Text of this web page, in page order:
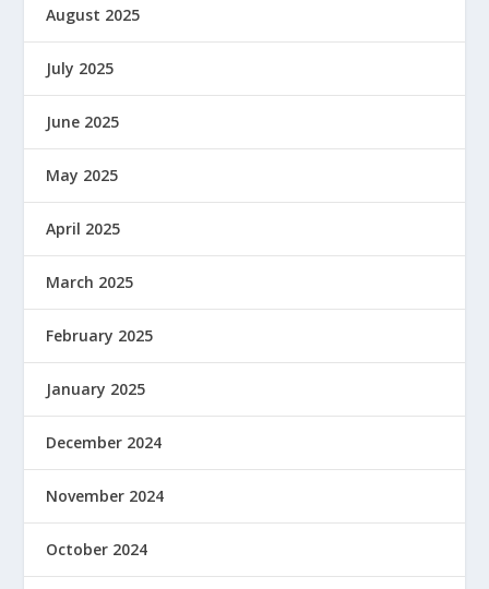
August 2025
July 2025
June 2025
May 2025
April 2025
March 2025
February 2025
January 2025
December 2024
November 2024
October 2024